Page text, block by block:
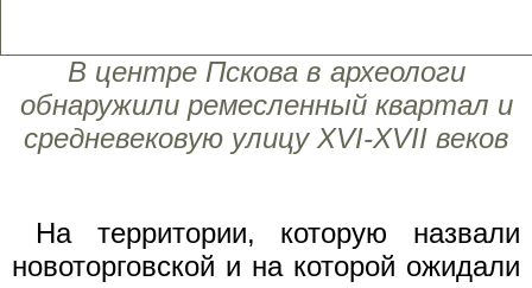
В центре Пскова в археологи
обнаружили ремесленный квартал и
средневековую улицу XVI-XVII веков
На территории, которую назвали
новоторговской и на которой ожидали